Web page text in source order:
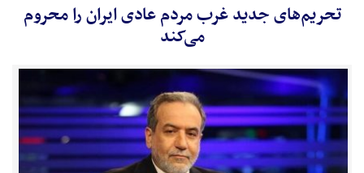
تحریم‌های جدید غرب مردم عادی ایران را محروم
می‌کند